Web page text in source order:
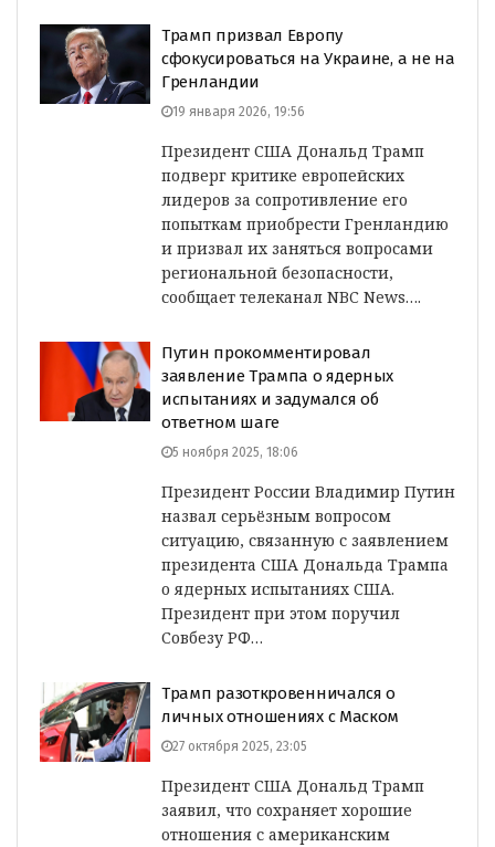
Трамп призвал Европу
сфокусироваться на Украине, а не на
Гренландии
19 января 2026, 19:56
Президент США Дональд Трамп
подверг критике европейских
лидеров за сопротивление его
попыткам приобрести Гренландию
и призвал их заняться вопросами
региональной безопасности,
сообщает телеканал NBC News….
Путин прокомментировал
заявление Трампа о ядерных
испытаниях и задумался об
ответном шаге
5 ноября 2025, 18:06
Президент России Владимир Путин
назвал серьёзным вопросом
ситуацию, связанную с заявлением
президента США Дональда Трампа
о ядерных испытаниях США.
Президент при этом поручил
Совбезу РФ…
Трамп разоткровенничался о
личных отношениях с Маском
27 октября 2025, 23:05
Президент США Дональд Трамп
заявил, что сохраняет хорошие
отношения с американским